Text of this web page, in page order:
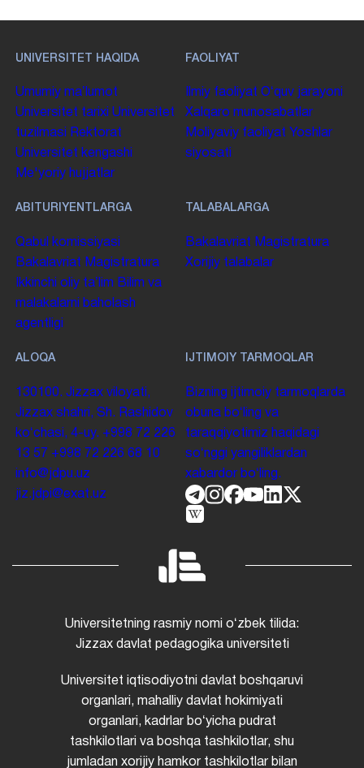
UNIVERSITET HAQIDA
Umumiy maʼlumot
Universitet tarixi Universitet
tuzilmasi
Rektorat
Universitet kengashi
Me'yoriy hujjatlar
FAOLIYAT
Ilmiy faoliyat Oʻquv jarayoni
Xalqaro munosabatlar
Moliyaviy faoliyat Yoshlar
siyosati
ABITURIYENTLARGA
Qabul komissiyasi
Bakalavriat Magistratura
Ikkinchi oliy taʼlim Bilim va
malakalarni baholash
agentligi
TALABALARGA
Bakalavriat Magistratura
Xorijiy talabalar
ALOQA
130100. Jizzax viloyati,
Jizzax shahri, Sh. Rashidov
koʻchasi, 4-uy. +998 72 226
13 57 +998 72 226 68 10
info@jdpu.uz
jiz.jdpi@exat.uz
IJTIMOIY TARMOQLAR
Bizning ijtimoiy tarmoqlarda
obuna boʻling va
taraqqiyotimiz haqidagi
soʻnggi yangiliklardan
xabardor boʻling.
Universitetning rasmiy nomi oʻzbek tilida:
Jizzax davlat pedagogika universiteti
Universitet iqtisodiyotni davlat boshqaruvi
organlari, mahalliy davlat hokimiyati
organlari, kadrlar boʻyicha pudrat
tashkilotlari va boshqa tashkilotlar, shu
jumladan xorijiy hamkor tashkilotlar bilan